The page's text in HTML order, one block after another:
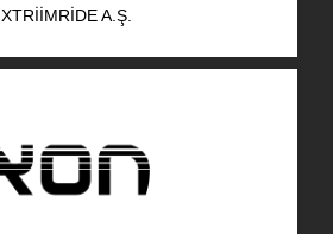
AR-GE Portal
XTRIIMRIDE A.Ş.